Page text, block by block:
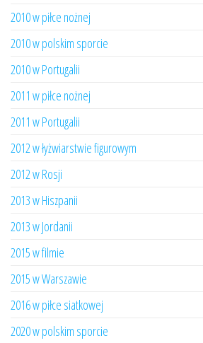
2010 w piłce nożnej
2010 w polskim sporcie
2010 w Portugalii
2011 w piłce nożnej
2011 w Portugalii
2012 w łyżwiarstwie figurowym
2012 w Rosji
2013 w Hiszpanii
2013 w Jordanii
2015 w filmie
2015 w Warszawie
2016 w piłce siatkowej
2020 w polskim sporcie